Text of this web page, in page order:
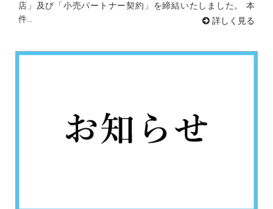
店」及び「小売パートナー契約」を締結いたしました。 本
件...
詳しく見る